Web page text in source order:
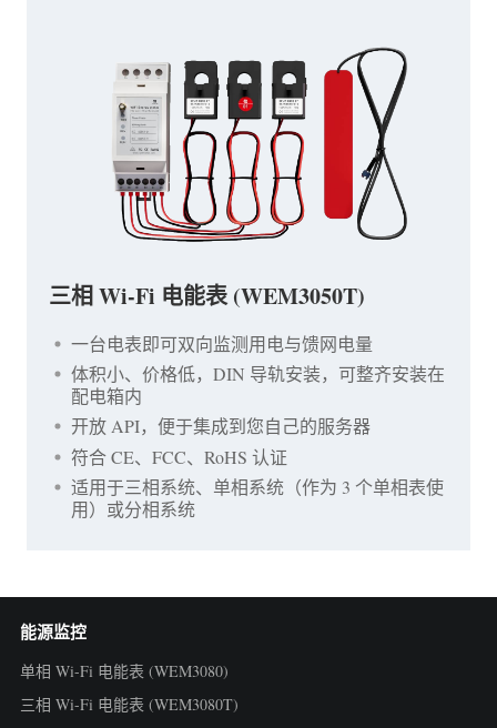
三相 Wi-Fi 电能表 (WEM3050T)
一台电表即可双向监测用电与馈网电量
体积小、价格低，DIN 导轨安装，可整齐安装在
配电箱内
开放 API，便于集成到您自己的服务器
符合 CE、FCC、RoHS 认证
适用于三相系统、单相系统（作为 3 个单相表使
用）或分相系统
能源监控
单相 Wi-Fi 电能表 (WEM3080)
三相 Wi-Fi 电能表 (WEM3080T)